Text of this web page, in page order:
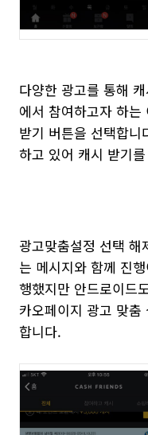
다양한 광고를 통해
에서 참여하고자 하
받기 버튼을 선택합
하고 있어 캐시 받기
광고맞춤설정 선택
는 메시지와 함께 진
행했지만 안드로이드
카오페이지 광고 맞
합니다.